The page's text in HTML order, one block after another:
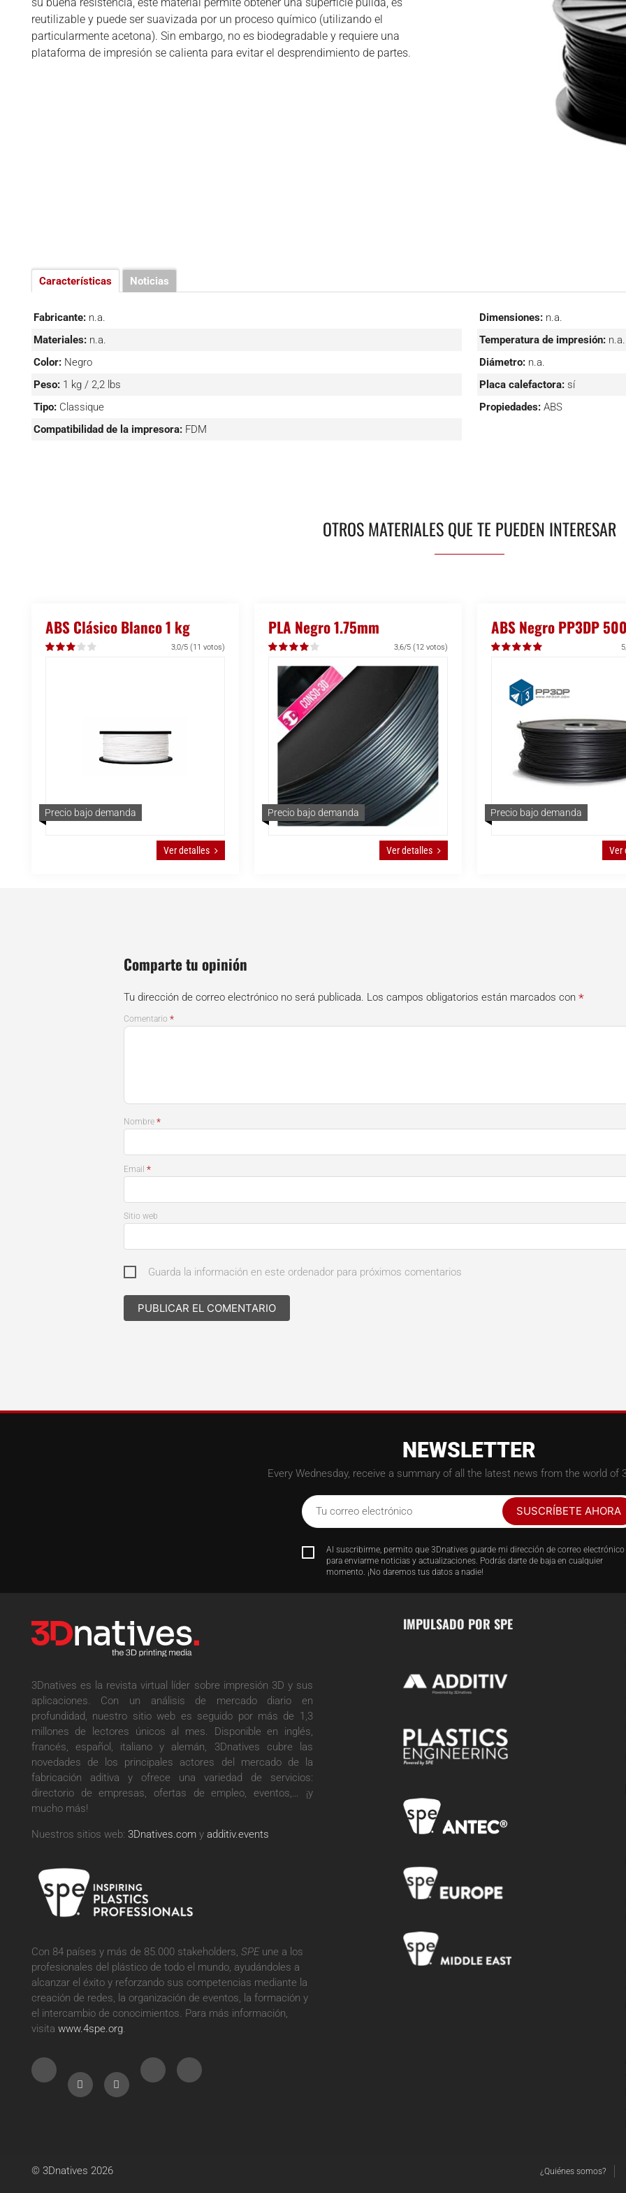
NEGOCIOS
RANKINGS 3D
reutilizable y puede ser suavizada por un proceso químico (utilizando el
particularmente acetona). Sin embargo, no es biodegradable y requiere una
plataforma de impresión se calienta para evitar el desprendimiento de partes.
Características Noticias
Fabricante: n.a.
Materiales: n.a.
Color: Negro
Peso: 1 kg / 2,2 lbs
Tipo: Classique
Compatibilidad de la impresora: FDM
Dimensiones: n.a.
Temperatura de impresión: n.a.
Diámetro: n.a.
Placa calefactora: sí
Propiedades: ABS
OTROS MATERIALES QUE TE PUEDEN INTERESAR
ABS Clásico Blanco 1 kg
3,0/5 (11 votos)
Precio bajo demanda
Ver detalles
PLA Negro 1.75mm
3,6/5 (12 votos)
Precio bajo demanda
Ver detalles
ABS Negro PP3DP
Precio bajo demanda
Ver
Comparte tu opinión
Tu dirección de correo electrónico no será publicada. Los campos obligatorios están marcados con*
Comentario*
Nombre*
Email*
Sitio web
Guarda la información en este ordenador para próximos comentarios
NEWSLETTER
Every Wednesday, receive a summary of all the latest news from the world of
Tu correo electrónico
Al suscribirme, permito que 3Dnatives guarde mi dirección de correo electrónico
para enviarme noticias y actualizaciones. Podrás darte de baja en cualquier
momento. ¡No daremos tus datos a nadie!
SUSCRÍBETE AHORA
3Dnatives es la revista virtual líder sobre impresión 3D y sus
aplicaciones. Con un análisis de mercado diario en
profundidad, nuestro sitio web es seguido por más de 1,3
millones de lectores únicos al mes. Disponible en inglés,
francés, español, italiano y alemán, 3Dnatives cubre las
novedades de los principales actores del mercado de la
fabricación aditiva y ofrece una variedad de servicios:
directorio de empresas, ofertas de empleo, eventos,… ¡y
mucho más!
Nuestros sitios web: 3Dnatives.comy additiv.events
Con 84 países y más de 85.000 stakeholders, SPEune a los
profesionales del plástico de todo el mundo, ayudándoles a
alcanzar el éxito y reforzando sus competencias mediante la
creación de redes, la organización de eventos, la formación y
el intercambio de conocimientos. Para más información,
visita www.4spe.org.
IMPULSADO POR SPE
¿Quiénes somos?
© 3Dnatives 2026